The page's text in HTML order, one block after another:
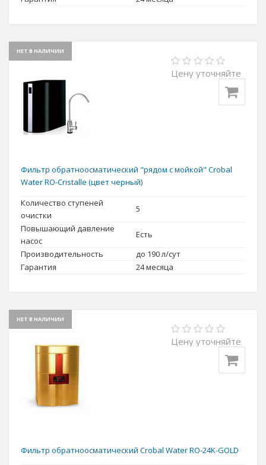
НЕТ В НАЛИЧИИ
Цену уточняйте
Фильтр обратноосматический "рядом с мойкой" Crobal
Water RO-Cristalle (цвет черный)
Количество ступеней
очистки
5
Повышающий давление
насос
Есть
Производительность
до 190 л/сут
Гарантия
24 месяца
НЕТ В НАЛИЧИИ
Цену уточняйте
Фильтр обратноосматический Crobal Water RO-24K-GOLD